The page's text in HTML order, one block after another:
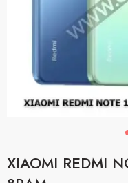
XIAOMI REDMI